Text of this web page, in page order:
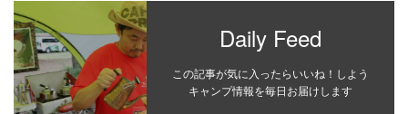
Daily Feed
この記事が気に入ったらいいね！しよう
キャンプ情報を毎日お届けします